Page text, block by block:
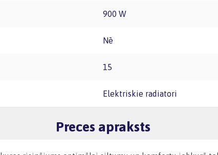
900 W
Nē
15
Elektriskie radiatori
Preces apraksts